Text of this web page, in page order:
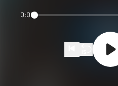
0:00